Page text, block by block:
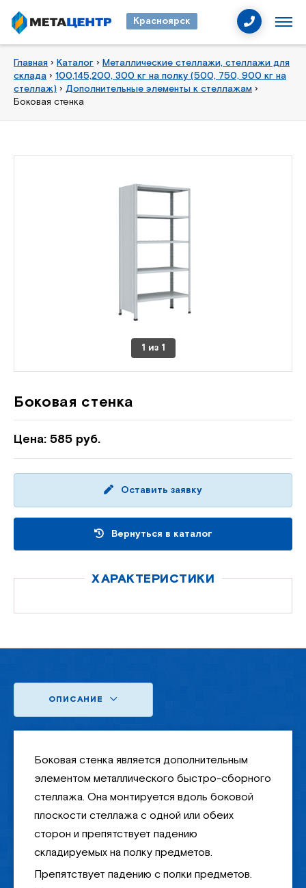
Красноярск
Главная › Каталог › Металлические стеллажи, стеллажи для
склада › 100,145,200, 300 кг на полку (500, 750, 900 кг на
стеллаж) › Дополнительные элементы к стеллажам ›
Боковая стенка
1 из 1
Боковая стенка
Цена: 585 руб.
Оставить заявку
Вернуться в каталог
ХАРАКТЕРИСТИКИ
ОПИСАНИЕ
Боковая стенка является дополнительным
элементом металлического быстро-сборного
стеллажа. Она монтируется вдоль боковой
плоскости стеллажа с одной или обеих
сторон и препятствует падению
складируемых на полку предметов.
Препятствует падению с полки предметов.